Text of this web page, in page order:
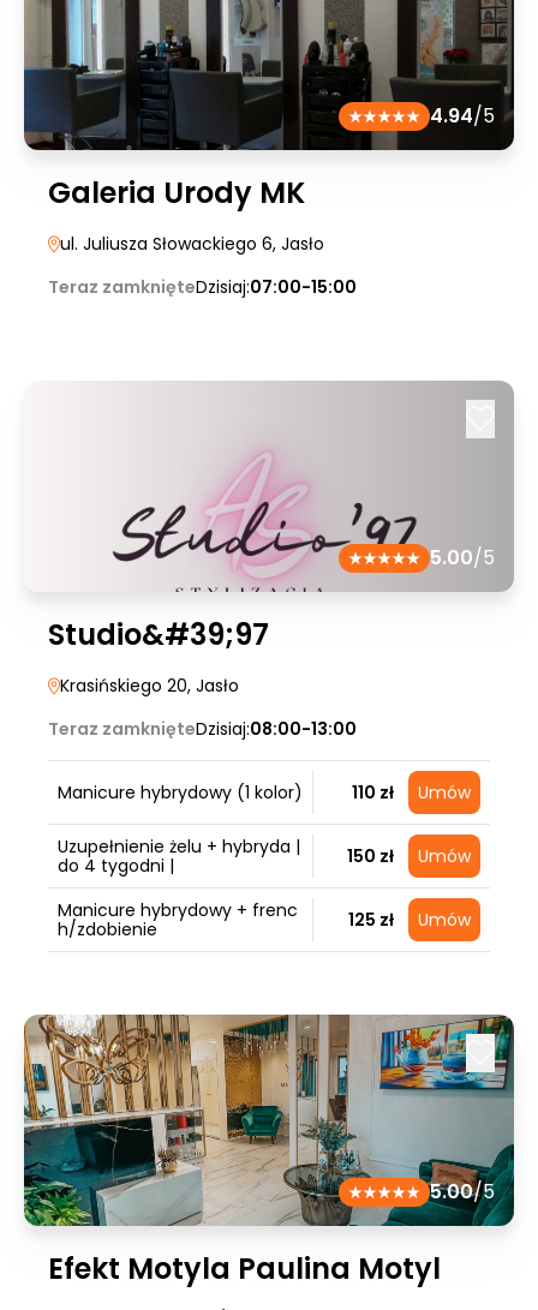
4.94/5
Galeria Urody MK
ul. Juliusza Słowackiego 6, Jasło
Teraz zamknięteDzisiaj:07:00-15:00
5.00/5
Studio&#39;97
Krasińskiego 20, Jasło
Teraz zamknięteDzisiaj:08:00-13:00
Manicure hybrydowy (1 kolor) 110 zł Umów
Uzupełnienie żelu + hybryda |
do 4 tygodni |
150 zł Umów
Manicure hybrydowy + frenc
h/zdobienie
125 zł Umów
5.00/5
Efekt Motyla Paulina Motyl